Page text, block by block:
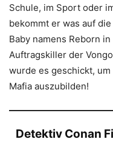
Schule, im Sport oder
bekommt er was auf
Baby namens Reborn
Auftragskiller der
wurde es geschickt,
Mafia auszubilden!
Detektiv Conan